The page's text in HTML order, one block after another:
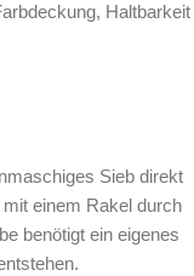
Haltbarkeit
Sieb direkt
einem Rakel durch
benötigt ein eigenes